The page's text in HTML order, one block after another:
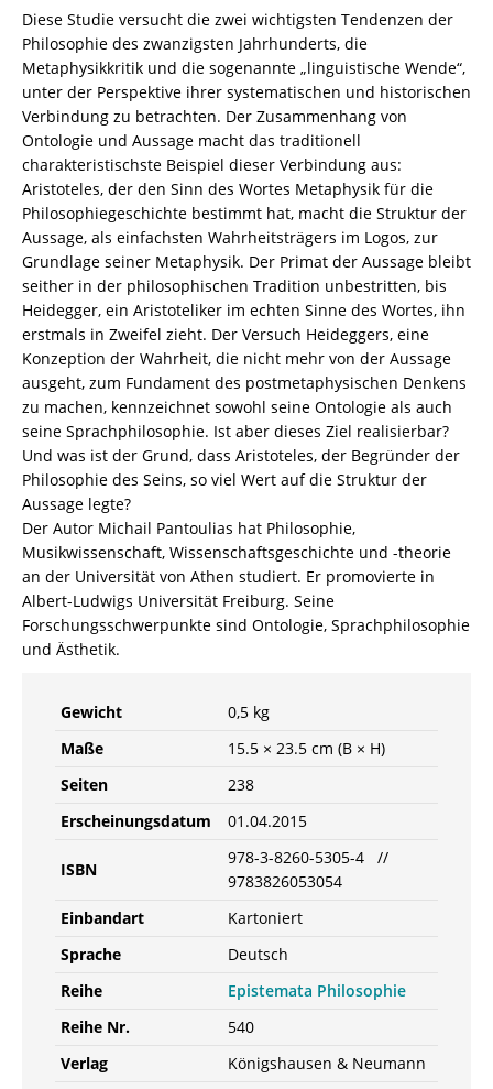
978-
3-
82-
605305-
4
Menge
Diese Studie versucht die zwei wichtigsten Tendenzen der
Philosophie des zwanzigsten Jahrhunderts, die
Metaphysikkritik und die sogenannte „linguistische Wende“,
unter der Perspektive ihrer systematischen und historischen
Verbindung zu betrachten. Der Zusammenhang von
Ontologie und Aussage macht das traditionell
charakteristischste Beispiel dieser Verbindung aus:
Aristoteles, der den Sinn des Wortes Metaphysik für die
Philosophiegeschichte bestimmt hat, macht die Struktur der
Aussage, als einfachsten Wahrheitsträgers im Logos, zur
Grundlage seiner Metaphysik. Der Primat der Aussage bleibt
seither in der philosophischen Tradition unbestritten, bis
Heidegger, ein Aristoteliker im echten Sinne des Wortes, ihn
erstmals in Zweifel zieht. Der Versuch Heideggers, eine
Konzeption der Wahrheit, die nicht mehr von der Aussage
ausgeht, zum Fundament des postmetaphysischen Denkens
zu machen, kennzeichnet sowohl seine Ontologie als auch
seine Sprachphilosophie. Ist aber dieses Ziel realisierbar?
Und was ist der Grund, dass Aristoteles, der Begründer der
Philosophie des Seins, so viel Wert auf die Struktur der
Aussage legte?
Der Autor Michail Pantoulias hat Philosophie,
Musikwissenschaft, Wissenschaftsgeschichte und -theorie
an der Universität von Athen studiert. Er promovierte in
Albert-Ludwigs Universität Freiburg. Seine
Forschungsschwerpunkte sind Ontologie, Sprachphilosophie
und Ästhetik.
Gewicht
0,5 kg
Maße
15.5 × 23.5 cm (B × H)
Seiten
238
Erscheinungsdatum
01.04.2015
ISBN
978-3-8260-5305-4 //
9783826053054
Einbandart
Kartoniert
Sprache
Deutsch
Reihe
Epistemata Philosophie
Reihe Nr.
540
Verlag
Königshausen & Neumann